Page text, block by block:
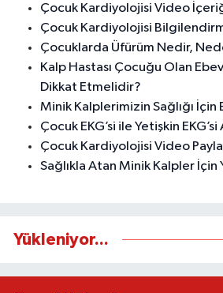
Çocuk Kardiyolojisi Video
Çocuk Kardiyolojisi
Çocuklarda Üfürüm Nedir,
Kalp Hastası Çocuğu Olan
Dikkat Etmelidir?
Minik Kalplerimizin Sağlığı İçin
Çocuk EKG’si ile Yetişkin EKG’si
Çocuk Kardiyolojisi Video
Sağlıkla Atan Minik Kalpler İçin
Yükleniyor...